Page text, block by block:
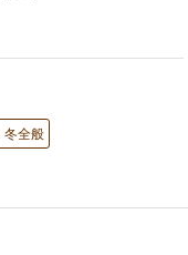
冬全般